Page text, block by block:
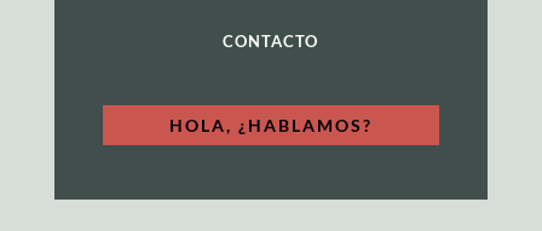
CONTACTO
HOLA, ¿HABLAMOS?